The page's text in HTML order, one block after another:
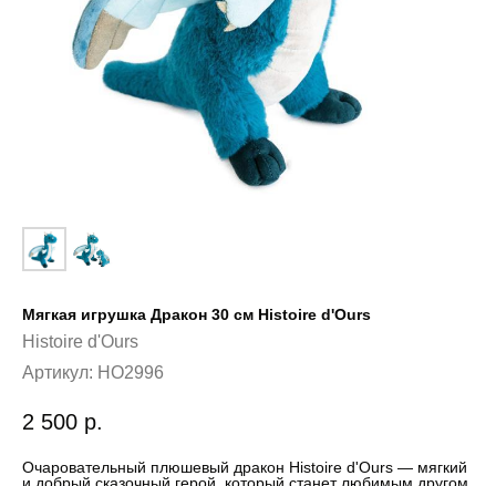
Мягкая игрушка Дракон 30 см Histoire d'Ours
Histoire d'Ours
Артикул: HO2996
2 500 р.
Очаровательный плюшевый дракон Histoire d'Ours — мягкий